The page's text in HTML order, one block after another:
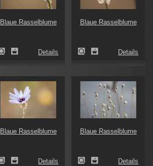
Blaue Rasselblume
Details
Blaue Rasselblume
Details
Blaue Rasselblume
Details
Blaue Rasselblume
Details